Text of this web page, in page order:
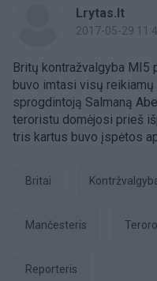
Lrytas.lt
2017-05-29
Britų kontražvalgyba MI5
buvo imtasi visų
sprogdintoją Salmaną
teroristu domėjosi prieš
tris kartus buvo įspėtos
britai
Mančesteris
Reporteris